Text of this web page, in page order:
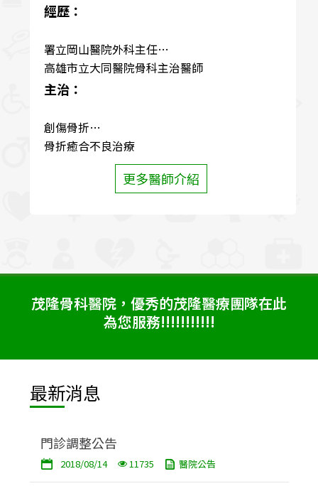
經歷：
署立岡山醫院外科主任
高雄市立大同醫院骨科主治醫師
主治：
創傷骨折
骨折癒合不良治療
退化性脊椎疾病
五十肩冰凍肩治療及手術
腕隧道症候群
震波治療
更多醫師介紹
茂隆骨科醫院，優秀的茂隆醫療團隊在此
為您服務!!!!!!!!!!!
最新消息
門診調整公告
2018/08/14 11735 醫院公告